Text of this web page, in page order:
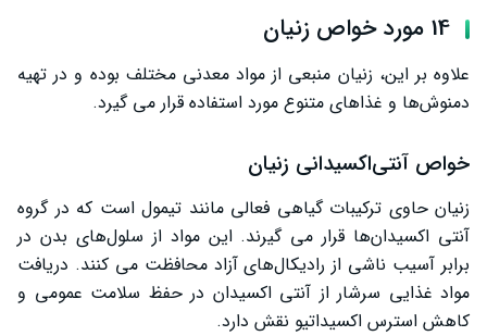
14 مورد خواص زنیان
علاوه بر این، زنیان منبعی از مواد معدنی مختلف بوده و در تهیه
دمنوش‌ها و غذاهای متنوع مورد استفاده قرار می ‌گیرد.
خواص آنتی‌اکسیدانی زنیان
زنیان حاوی ترکیبات گیاهی فعالی مانند تیمول است که در گروه
آنتی ‌اکسیدان‌ها قرار می‌ گیرند. این مواد از سلول‌های بدن در
برابر آسیب ناشی از رادیکال‌های آزاد محافظت می‌ کنند. دریافت
مواد غذایی سرشار از آنتی ‌اکسیدان در حفظ سلامت عمومی و
کاهش استرس اکسیداتیو نقش دارد.